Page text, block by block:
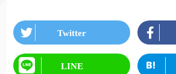
Twitter
LINE